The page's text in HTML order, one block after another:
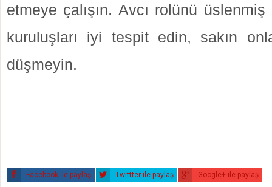
etmeye çalışın. Avcı rolünü
kuruluşları iyi tespit edin, sakın
düşmeyin.
Facebook ile paylaş Twittter ile paylaş Google+ ile paylaş